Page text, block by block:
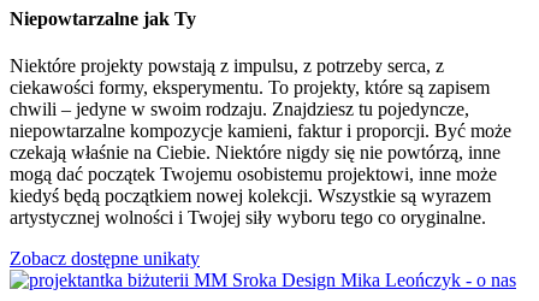
Niepowtarzalne jak Ty
Niektóre projekty powstają z impulsu, z potrzeby serca, z
ciekawości formy, eksperymentu. To projekty, które są zapisem
chwili – jedyne w swoim rodzaju. Znajdziesz tu pojedyncze,
niepowtarzalne kompozycje kamieni, faktur i proporcji. Być może
czekają właśnie na Ciebie. Niektóre nigdy się nie powtórzą, inne
mogą dać początek Twojemu osobistemu projektowi, inne może
kiedyś będą początkiem nowej kolekcji. Wszystkie są wyrazem
artystycznej wolności i Twojej siły wyboru tego co oryginalne.
Zobacz dostępne unikaty